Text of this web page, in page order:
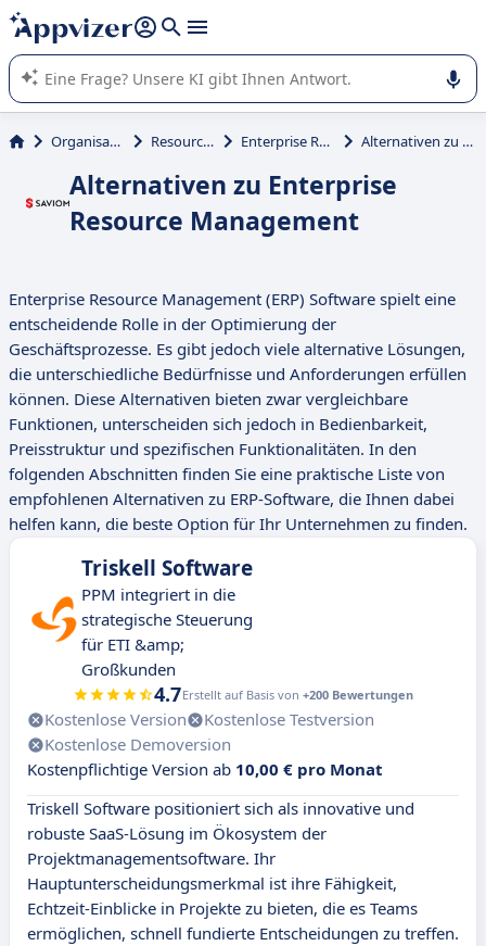
beantworten (mehrere Zeilen mit
Die KI von Appvizer führt Sie bei der Nutzung oder Auswahl
von SaaS-Software in Unternehmen.
Organisation und Planung Resource Management Enterprise Resource Management Alternativen zu Enterprise Resource Management
Alternativen zu Enterprise
Resource Management
Enterprise Resource Management (ERP) Software spielt eine
entscheidende Rolle in der Optimierung der
Geschäftsprozesse. Es gibt jedoch viele alternative Lösungen,
die unterschiedliche Bedürfnisse und Anforderungen erfüllen
können. Diese Alternativen bieten zwar vergleichbare
Funktionen, unterscheiden sich jedoch in Bedienbarkeit,
Preisstruktur und spezifischen Funktionalitäten. In den
folgenden Abschnitten finden Sie eine praktische Liste von
empfohlenen Alternativen zu ERP-Software, die Ihnen dabei
helfen kann, die beste Option für Ihr Unternehmen zu finden.
Triskell Software
PPM integriert in die
strategische Steuerung
für ETI &amp;
Großkunden
4.7Erstellt auf Basis von +200 Bewertungen
Kostenlose Version
Kostenlose Testversion
Kostenlose Demoversion
Kostenpflichtige Version ab 10,00 € pro Monat
Triskell Software positioniert sich als innovative und
robuste SaaS-Lösung im Ökosystem der
Projektmanagementsoftware. Ihr
Hauptunterscheidungsmerkmal ist ihre Fähigkeit,
Echtzeit-Einblicke in Projekte zu bieten, die es Teams
ermöglichen, schnell fundierte Entscheidungen zu treffen.